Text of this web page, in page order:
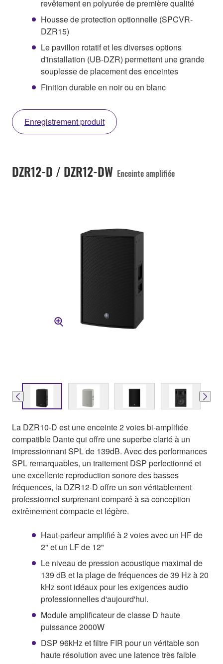
revêtement en polyurée de première qualité
Housse de protection optionnelle (SPCVR-
DZR15)
Le pavillon rotatif et les diverses options
d'installation (UB-DZR) permettent une grande
souplesse de placement des enceintes
Finition durable en noir ou en blanc
Enregistrement produit
DZR12-D / DZR12-DW Enceinte amplifiée
La DZR10-D est une enceinte 2 voies bi-amplifiée
compatible Dante qui offre une superbe clarté à un
impressionnant SPL de 139dB. Avec des performances
SPL remarquables, un traitement DSP perfectionné et
une excellente reproduction sonore des basses
fréquences, la DZR12-D offre un son véritablement
professionnel surprenant comparé à sa conception
extrêmement compacte et légère.
Haut-parleur amplifié à 2 voies avec un HF de
2" et un LF de 12"
Le niveau de pression acoustique maximal de
139 dB et la plage de fréquences de 39 Hz à 20
kHz sont idéaux pour les exigences audio
professionnelles d'aujourd'hui.
Module amplificateur de classe D haute
puissance 2000W
DSP 96kHz et filtre FIR pour un véritable son
haute résolution avec une latence très faible